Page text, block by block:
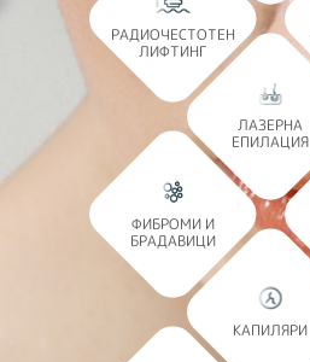
РАДИОЧЕСТОТЕН
ЛИФТИНГ
ЛАЗЕРНА
ЕПИЛАЦИЯ
ФИБРОМИ И
БРАДАВИЦИ
КАПИЛЯРИ